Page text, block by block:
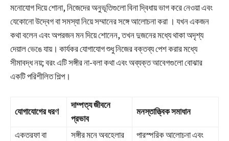
মনোযোগ দিয়ে শোনা, নিজেদের অনুভূতিগুলো বিনা দ্বিধায় ভাগ করে নেওয়া এবং
যেকোনো উদ্বেগ বা সমস্যা নিয়ে সম্মানের সঙ্গে আলোচনা করা । যখন একজন
কথা বলেন এবং অপরজন মন দিয়ে শোনেন, তখন দুজনের মধ্যে থাকা অদৃশ্য
দেয়াল ভেঙে যায়। কার্যকর যোগাযোগ শুধু নিজের বক্তব্য পেশ করার মধ্যে
সীমাবদ্ধ নয়; বরং এটি সঙ্গীর না-বলা কথা এবং অব্যক্ত আবেগগুলো বোঝার
একটি পরিশীলিত শিল্প।
যোগাযোগের ধরণ
দাম্পত্য জীবনে
প্রভাব
মনস্তাত্ত্বিক সমাধান
একতরফা বা
সঙ্গীর মনে অবহেলার
পারস্পরিক আলোচনা এবং